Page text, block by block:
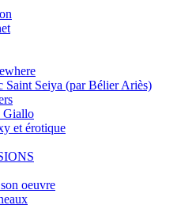
Saint Seiya (par Bélier Ariès)
Giallo
et érotique
oeuvre